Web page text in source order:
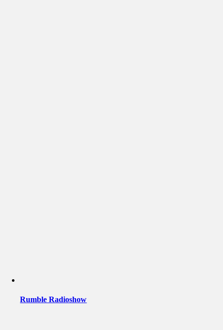
Rumble Radioshow